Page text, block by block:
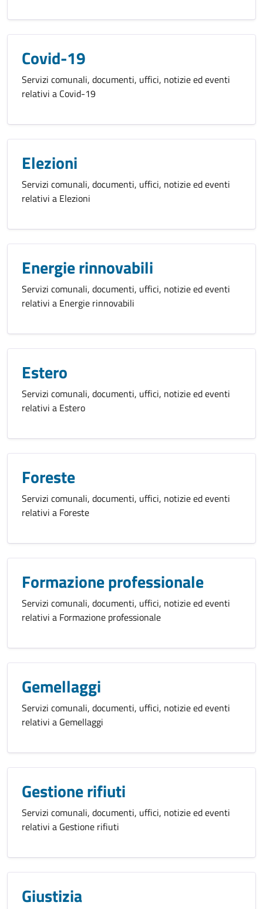
Covid-19
Servizi comunali, documenti, uffici, notizie ed eventi
relativi a Covid-19
Elezioni
Servizi comunali, documenti, uffici, notizie ed eventi
relativi a Elezioni
Energie rinnovabili
Servizi comunali, documenti, uffici, notizie ed eventi
relativi a Energie rinnovabili
Estero
Servizi comunali, documenti, uffici, notizie ed eventi
relativi a Estero
Foreste
Servizi comunali, documenti, uffici, notizie ed eventi
relativi a Foreste
Formazione professionale
Servizi comunali, documenti, uffici, notizie ed eventi
relativi a Formazione professionale
Gemellaggi
Servizi comunali, documenti, uffici, notizie ed eventi
relativi a Gemellaggi
Gestione rifiuti
Servizi comunali, documenti, uffici, notizie ed eventi
relativi a Gestione rifiuti
Giustizia